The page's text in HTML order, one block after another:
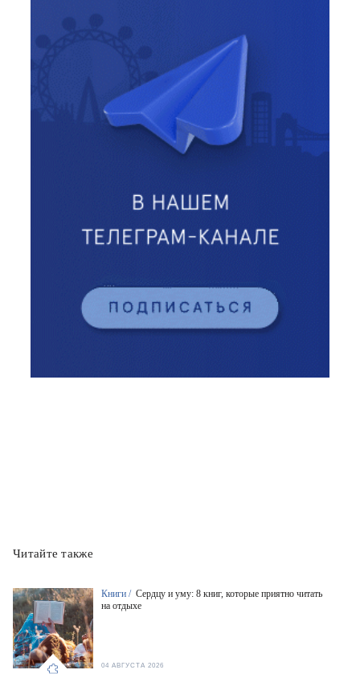
Читайте также
Книги / Сердцу и уму: 8 книг, которые приятно читать
на отдыхе
04 АВГУСТА 2026